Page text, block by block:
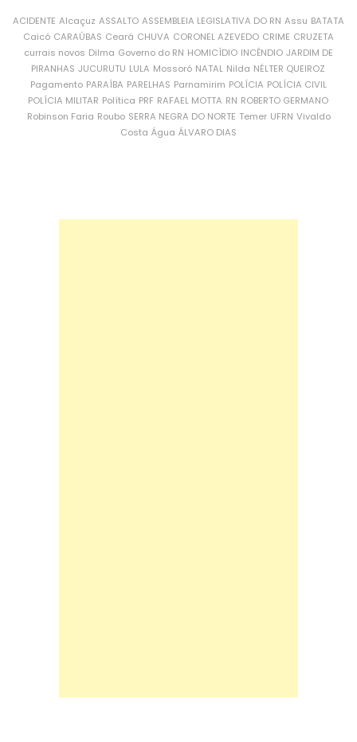
ACIDENTE Alcaçuz ASSALTO ASSEMBLEIA LEGISLATIVA DO RN Assu BATATA
Caicó CARAÚBAS Ceará CHUVA CORONEL AZEVEDO CRIME CRUZETA
currais novos Dilma Governo do RN HOMICÍDIO INCÊNDIO JARDIM DE
PIRANHAS JUCURUTU LULA Mossoró NATAL Nilda NÉLTER QUEIROZ
Pagamento PARAÍBA PARELHAS Parnamirim POLÍCIA POLÍCIA CIVIL
POLÍCIA MILITAR Política PRF RAFAEL MOTTA RN ROBERTO GERMANO
Robinson Faria Roubo SERRA NEGRA DO NORTE Temer UFRN Vivaldo
Costa Água ÁLVARO DIAS